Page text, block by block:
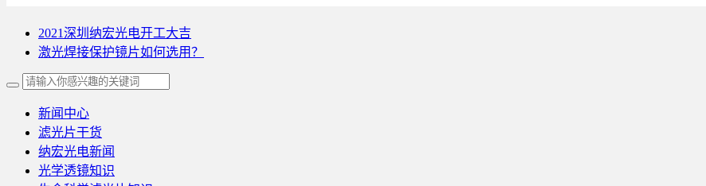
2021深圳纳宏光电开工大吉
激光焊接保护镜片如何选用？
新闻中心
滤光片干货
纳宏光电新闻
光学透镜知识